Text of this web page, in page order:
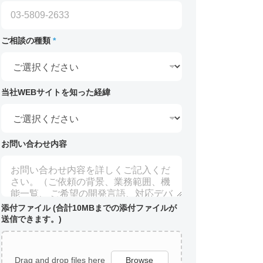
ご相談の種類 *
当社WEBサイトを知った経緯
お問い合わせ内容
添付ファイル (合計10MBまでの添付ファイルが
送信できます。)
Drag and drop files here Browse